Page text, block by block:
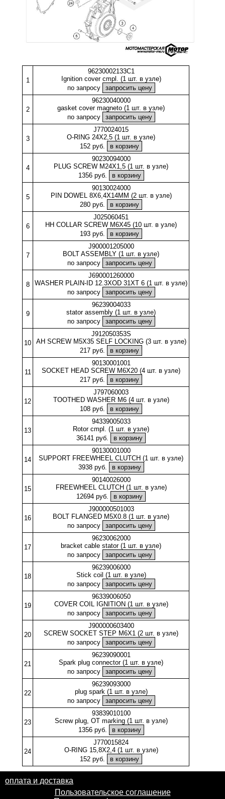
1
96230002133C1
Ignition cover cmpl. (1 шт. в узле)
по запросу
2
96230040000
gasket cover magneto (1 шт. в узле)
по запросу
3
J770024015
O-RING 24X2,5 (1 шт. в узле)
152 руб.
4
90230094000
PLUG SCREW M24X1,5 (1 шт. в узле)
1356 руб.
5
90130024000
PIN DOWEL 8X6,4X14MM (2 шт. в узле)
280 руб.
6
J025060451
HH COLLAR SCREW M6X45 (10 шт. в узле)
193 руб.
7
J900001205000
BOLT ASSEMBLY (1 шт. в узле)
по запросу
8
J690001260000
WASHER PLAIN-ID 12.3XOD 31XT 6 (1 шт. в узле)
по запросу
9
96239004033
stator assembly (1 шт. в узле)
по запросу
10
J912050353S
AH SCREW M5X35 SELF LOCKING (3 шт. в узле)
217 руб.
11
90130001001
SOCKET HEAD SCREW M6X20 (4 шт. в узле)
217 руб.
12
J797060003
TOOTHED WASHER M6 (4 шт. в узле)
108 руб.
13
94339005033
Rotor cmpl. (1 шт. в узле)
36141 руб.
14
90130001000
SUPPORT FREEWHEEL CLUTCH (1 шт. в узле)
3938 руб.
15
90140026000
FREEWHEEL CLUTCH (1 шт. в узле)
12694 руб.
16
J900000501003
BOLT FLANGED M5X0.8 (1 шт. в узле)
по запросу
17
96230062000
bracket cable stator (1 шт. в узле)
по запросу
18
96239006000
Stick coil (1 шт. в узле)
по запросу
19
96339006050
COVER COIL IGNITION (1 шт. в узле)
по запросу
20
J900000603400
SCREW SOCKET STEP M6X1 (2 шт. в узле)
по запросу
21
96239090001
Spark plug connector (1 шт. в узле)
по запросу
22
96239093000
plug spark (1 шт. в узле)
по запросу
23
93839010100
Screw plug, OT marking (1 шт. в узле)
1356 руб.
24
J770015824
O-RING 15,8X2,4 (1 шт. в узле)
152 руб.
оплата и доставка
Пользовательское соглашение